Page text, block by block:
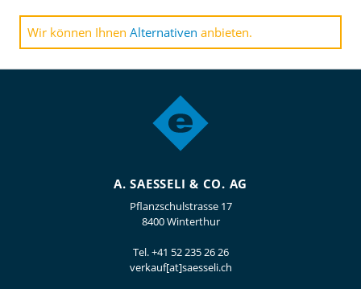
Wir können Ihnen Alternativen anbieten.
A. SAESSELI & CO. AG
Pflanzschulstrasse 17
8400 Winterthur
Tel.+41 52 235 26 26
verkauf[at]saesseli.ch